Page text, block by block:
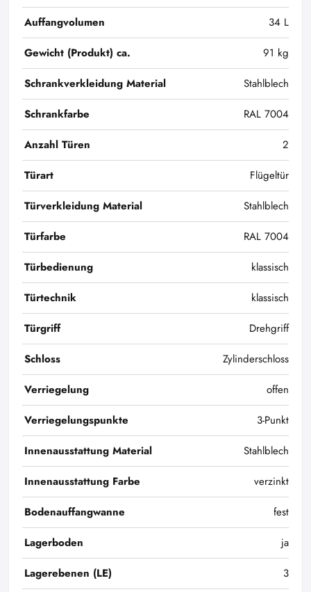
Auffangvolumen
34 L
Gewicht (Produkt) ca.
91 kg
Schrankverkleidung Material
Stahlblech
Schrankfarbe
RAL 7004
Anzahl Türen
2
Türart
Flügeltür
Türverkleidung Material
Stahlblech
Türfarbe
RAL 7004
Türbedienung
klassisch
Türtechnik
klassisch
Türgriff
Drehgriff
Schloss
Zylinderschloss
Verriegelung
offen
Verriegelungspunkte
3-Punkt
Innenausstattung Material
Stahlblech
Innenausstattung Farbe
verzinkt
Bodenauffangwanne
fest
Lagerboden
ja
Lagerebenen (LE)
3